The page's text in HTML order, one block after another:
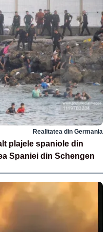
Realitatea din Germania
plajele spaniole din
Spaniei din Schengen